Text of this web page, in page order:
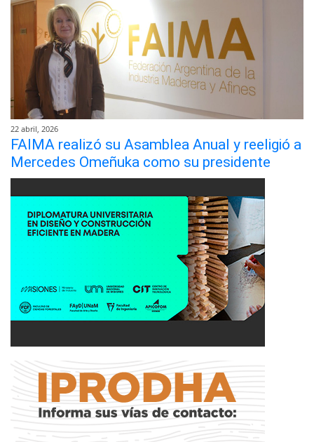
22 abril, 2026
FAIMA realizó su Asamblea Anual y reeligió a
Mercedes Omeñuka como su presidente